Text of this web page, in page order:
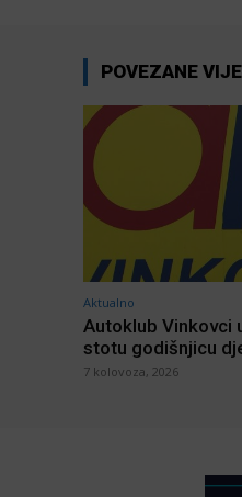
POVEZANE
Aktualno
Autoklub Vinkovci
stotu godišnjicu
7 kolovoza, 2026